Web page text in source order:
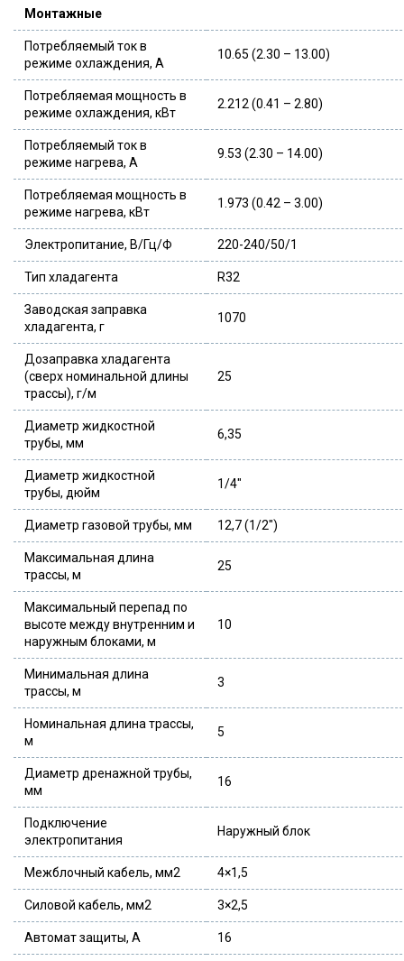
Монтажные
Потребляемый ток в
режиме охлаждения, А
10.65 (2.30 – 13.00)
Потребляемая мощность в
режиме охлаждения, кВт
2.212 (0.41 – 2.80)
Потребляемый ток в
режиме нагрева, А
9.53 (2.30 – 14.00)
Потребляемая мощность в
режиме нагрева, кВт
1.973 (0.42 – 3.00)
Электропитание, В/Гц/Ф 220-240/50/1
Тип хладагента R32
Заводская заправка
хладагента, г
1070
Дозаправка хладагента
(сверх номинальной длины
трассы), г/м
25
Диаметр жидкостной
трубы, мм
6,35
Диаметр жидкостной
трубы, дюйм
1/4″
Диаметр газовой трубы, мм 12,7 (1/2″)
Максимальная длина
трассы, м
25
Максимальный перепад по
высоте между внутренним и
наружным блоками, м
10
Минимальная длина
трассы, м
3
Номинальная длина трассы,
м
5
Диаметр дренажной трубы,
мм
16
Подключение
электропитания
Наружный блок
Межблочный кабель, мм2 4×1,5
Силовой кабель, мм2 3×2,5
Автомат защиты, А 16